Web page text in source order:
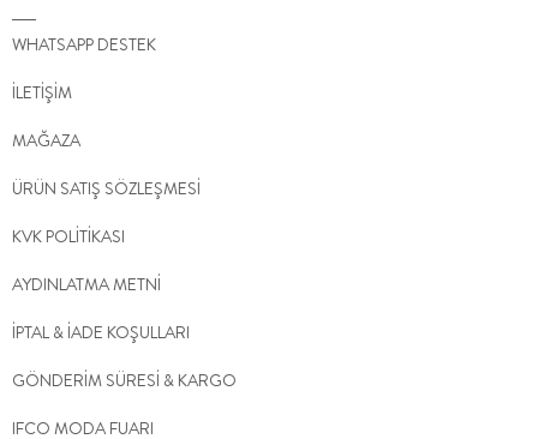
WHATSAPP DESTEK
İLETİŞİM
MAĞAZA
ÜRÜN SATIŞ SÖZLEŞMESİ
KVK POLİTİKASI
AYDINLATMA METNİ
İPTAL & İADE KOŞULLARI
GÖNDERİM SÜRESİ & KARGO
IFCO MODA FUARI